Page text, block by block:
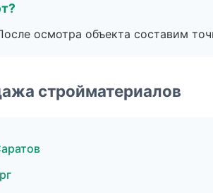
осмотра объекта составим
стройматериалов